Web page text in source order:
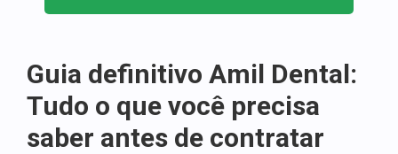
Guia definitivo Amil Dental:
Tudo o que você precisa
saber antes de contratar